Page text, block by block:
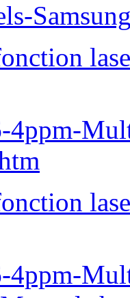
4ppm-
4ppm-